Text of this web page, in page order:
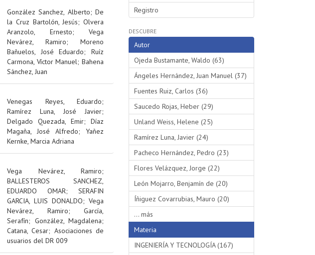
González Sanchez, Alberto;De
la Cruz Bartolón, Jesús; Olvera
Aranzolo, Ernesto; Vega
Nevárez, Ramiro; Moreno
Bañuelos, José Eduardo;Ruíz
Carmona, Víctor Manuel;Bahena
Sánchez, Juan
Venegas Reyes, Eduardo;
Ramírez Luna, José Javier;
Delgado Quezada, Emir; Díaz
Magaña, José Alfredo; Yañez
Kernke, Marcia Adriana
Vega Nevárez, Ramiro;
BALLESTEROS SANCHEZ,
EDUARDO OMAR; SERAFIN
GARCIA, LUIS DONALDO; Vega
Nevárez, Ramiro; García,
Serafín; González, Magdalena;
Catana, Cesar; Asociaciones de
usuarios del DR 009
Registro
DESCUBRE
Autor
Ojeda Bustamante, Waldo (63)
Ángeles Hernández, Juan Manuel (37)
Fuentes Ruiz, Carlos (36)
Saucedo Rojas, Heber (29)
Unland Weiss, Helene (25)
Ramírez Luna, Javier (24)
Pacheco Hernández, Pedro (23)
Flores Velázquez, Jorge (22)
León Mojarro, Benjamín de (20)
Íñiguez Covarrubias, Mauro (20)
... más
Materia
INGENIERÍA Y TECNOLOGÍA (167)